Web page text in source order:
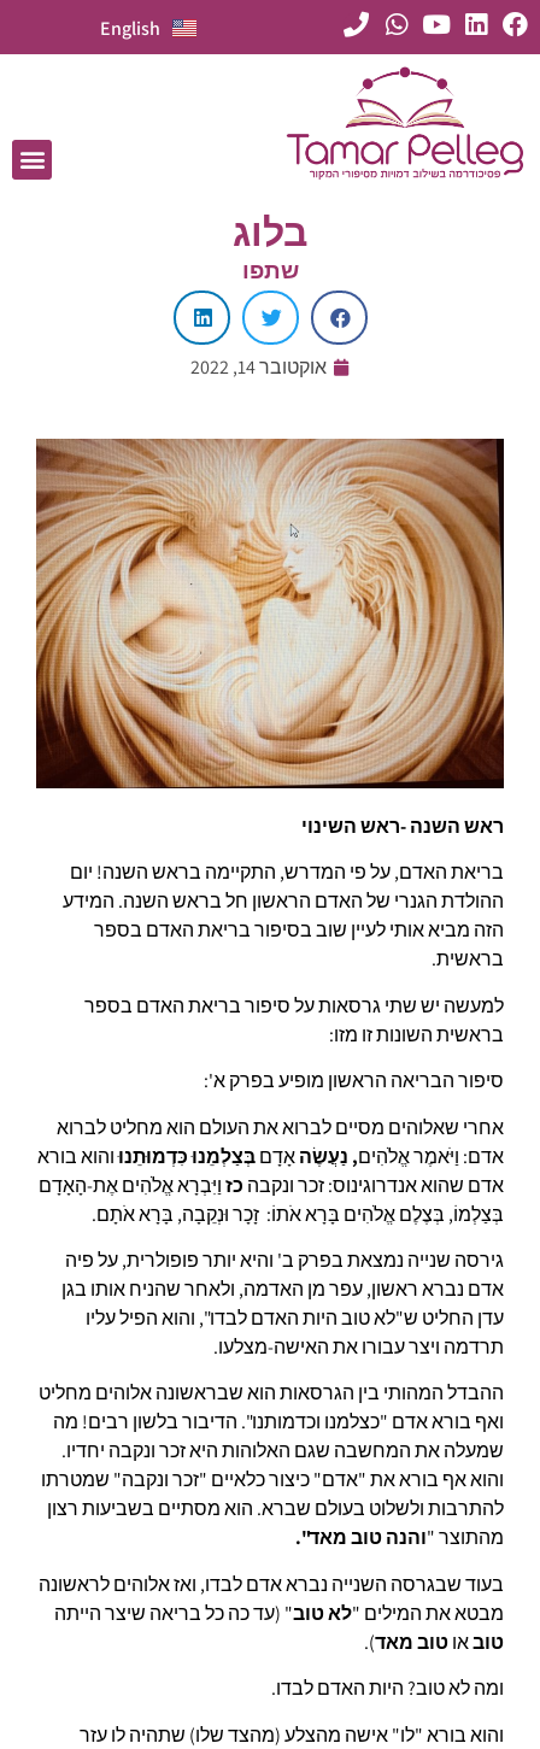
English
בלוג
שתפו
אוקטובר 14, 2022
ראש השנה -ראש השינוי
בריאת האדם, על פי המדרש, התקיימה בראש השנה! יום
ההולדת הגנרי של האדם הראשון חל בראש השנה. המידע
הזה מביא אותי לעיין שוב בסיפור בריאת האדם בספר
בראשית.
למעשה יש שתי גרסאות על סיפור בריאת האדם בספר
בראשית השונות זו מזו:
סיפור הבריאה הראשון מופיע בפרק א':
אחרי שאלוהים מסיים לברוא את העולם הוא מחליט לברוא
אדם: וַיֹּאמֶר אֱלֹהִים, נַעֲשֶׂהאָדָםבְּצַלְמֵנוּ כִּדְמוּתֵנוּוהוא בורא
אדם שהוא אנדרוגינוס: זכר ונקבה כזוַיִּבְרָא אֱלֹהִים אֶת-הָאָדָם
בְּצַלְמוֹ, בְּצֶלֶם אֱלֹהִים בָּרָא אֹתוֹ: זָכָר וּנְקֵבָה, בָּרָא אֹתָם.
גירסה שנייה נמצאת בפרק ב' והיא יותר פופולרית, על פיה
אדם נברא ראשון, עפר מן האדמה, ולאחר שהניח אותו בגן
עדן החליט ש"לא טוב היות האדם לבדו", והוא הפיל עליו
תרדמה ויצר עבורו את האישה-מצלעו.
ההבדל המהותי בין הגרסאות הוא שבראשונה אלוהים מחליט
ואף בורא אדם "כצלמנו וכדמותנו". הדיבור בלשון רבים! מה
שמעלה את המחשבה שגם האלוהות היא זכר ונקבה יחדיו.
והוא אף בורא את "אדם" כיצור כלאיים "זכר ונקבה" שמטרתו
להתרבות ולשלוט בעולם שברא. הוא מסתיים בשביעות רצון
מהתוצר "והנה טוב מאד".
בעוד שבגרסה השנייה נברא אדם לבדו, ואז אלוהים לראשונה
מבטא את המילים "לא טוב" (עד כה כל בריאה שיצר הייתה
טובאוטוב מאד).
ומה לא טוב? היות האדם לבדו.
והוא בורא "לו" אישה מהצלע (מהצד שלו) שתהיה לו עזר